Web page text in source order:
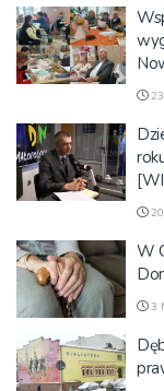
23
20
W
3